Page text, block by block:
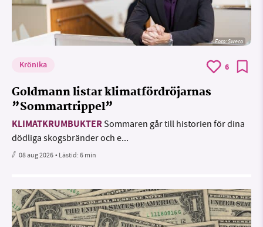
Foto: Sweco
Krönika 6
Goldmann listar klimatfördröjarnas
”Sommartrippel”
KLIMATKRUMBUKTERSommaren går till historien för dina
dödliga skogsbränder och e...
08 aug 2026• Lästid:6 min